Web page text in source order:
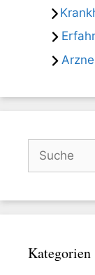
Kategorien